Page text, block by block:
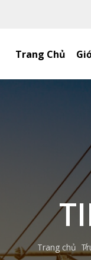
Trang Chủ
Trang chủ